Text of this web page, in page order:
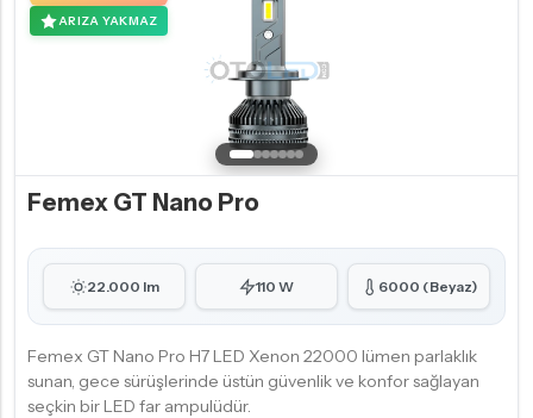
ARIZA YAKMAZ
Femex GT Nano Pro
22.000 lm 110 W 6000 (Beyaz)
Femex GT Nano Pro H7 LED Xenon 22000 lümen parlaklık
sunan, gece sürüşlerinde üstün güvenlik ve konfor sağlayan
seçkin bir LED far ampulüdür.